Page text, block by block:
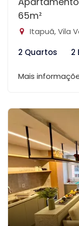
65m²
Itapuã, Vila
2 Quartos
2
Mais